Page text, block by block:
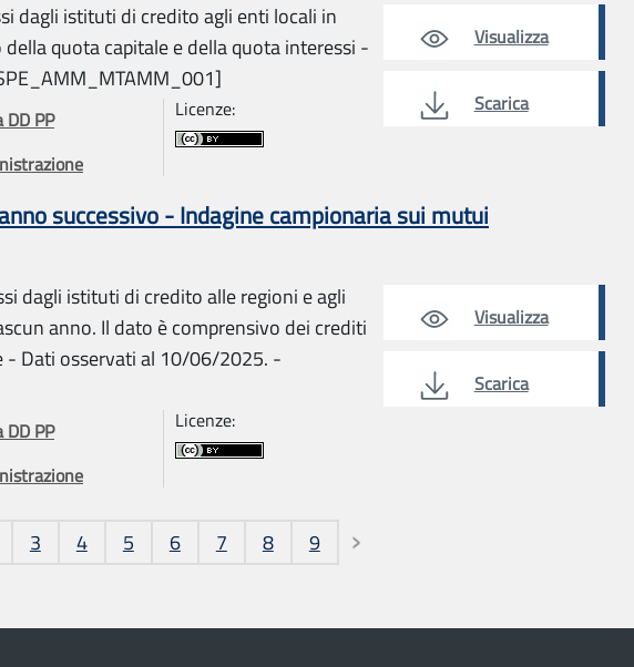
dagli istituti di credito agli enti locali in
quota capitale e della quota interessi -
PP
Licenze:
Visualizza
Scarica
successivo - Indagine campionaria sui mutui
dagli istituti di credito alle regioni e agli
anno. Il dato è comprensivo dei crediti
Dati osservati al 10/06/2025. -
PP
Licenze:
Visualizza
Scarica
3 4 5 6 7 8 9